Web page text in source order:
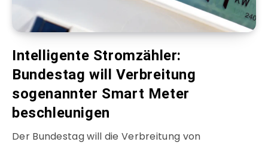
Intelligente Stromzähler:
Bundestag will Verbreitung
sogenannter Smart Meter
beschleunigen
Der Bundestag will die Verbreitung von